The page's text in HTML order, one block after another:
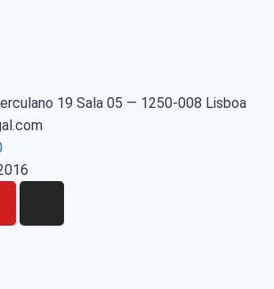
19 Sala 05 — 1250-008 Lisboa